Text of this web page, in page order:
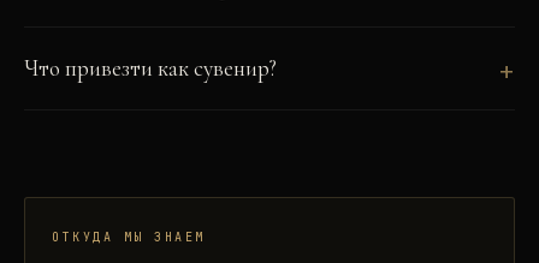
Что привезти как сувенир?
ОТКУДА МЫ ЗНАЕМ